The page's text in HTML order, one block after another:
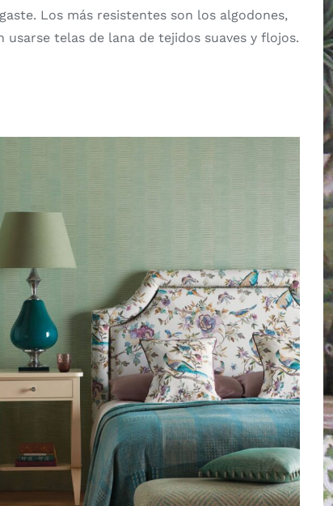
Los más resistentes son los algodones,
telas de lana de tejidos suaves y flojos.